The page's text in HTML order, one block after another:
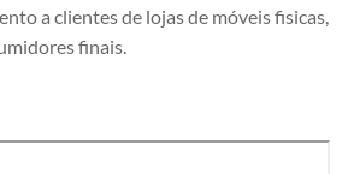
a clientes de lojas de móveis fisicas,
finais.